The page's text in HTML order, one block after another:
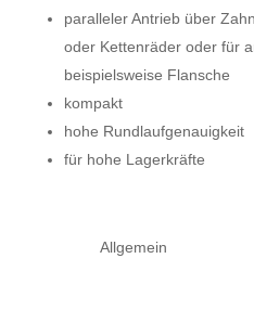
paralleler Antrieb über
oder Kettenräder oder für
beispielsweise Flansche
kompakt
hohe Rundlaufgenauigkeit
für hohe Lagerkräfte
Allgemein